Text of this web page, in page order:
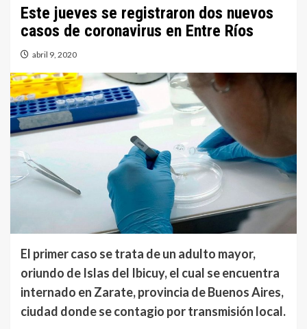
Este jueves se registraron dos nuevos
casos de coronavirus en Entre Ríos
abril 9, 2020
El primer caso se trata de un adulto mayor,
oriundo de Islas del Ibicuy, el cual se encuentra
internado en Zarate, provincia de Buenos Aires,
ciudad donde se contagio por transmisión local.